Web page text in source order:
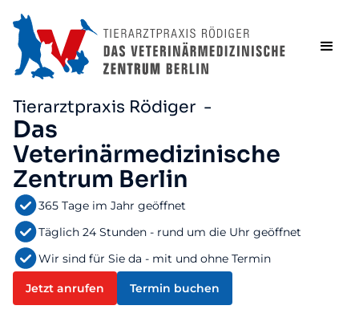
Tierarztpraxis Rödiger -
Das
Veterinärmedizinische
Zentrum Berlin
365 Tage im Jahr geöffnet
Täglich 24 Stunden - rund um die Uhr geöffnet
Wir sind für Sie da - mit und ohne Termin
Jetzt anrufen Termin buchen